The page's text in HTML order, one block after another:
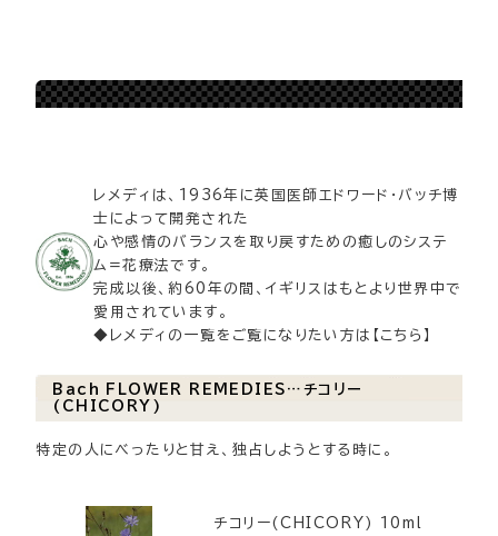
レメディは、1936年に英国医師エドワード・バッチ博
士によって開発された
心や感情のバランスを取り戻すための癒しのシステ
ム=花療法です。
完成以後、約60年の間、イギリスはもとより世界中で
愛用されています。
◆レメディの一覧をご覧になりたい方は【 こちら 】
Bach FLOWER REMEDIES…チコリー
(CHICORY)
特定の人にべったりと甘え、独占しようとする時に。
チコリー(CHICORY) 10ml